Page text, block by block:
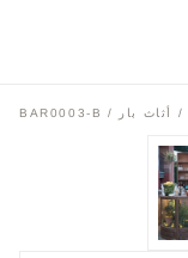
/ أثاث بار / BAR0003-B